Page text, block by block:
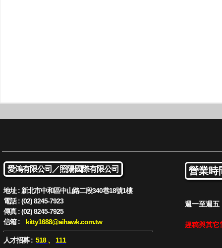
愛鴻有限公司／照陽國際有限公司
地址 : 新北市中和區中山路二段340巷18號1樓
電話 : (02) 8245-7923
傳真 : (02) 8245-7925
信箱 :
kitty1688@aihawk.com.tw
人才招募 : 518、 111
營業時
週一至週
趕稿與其它